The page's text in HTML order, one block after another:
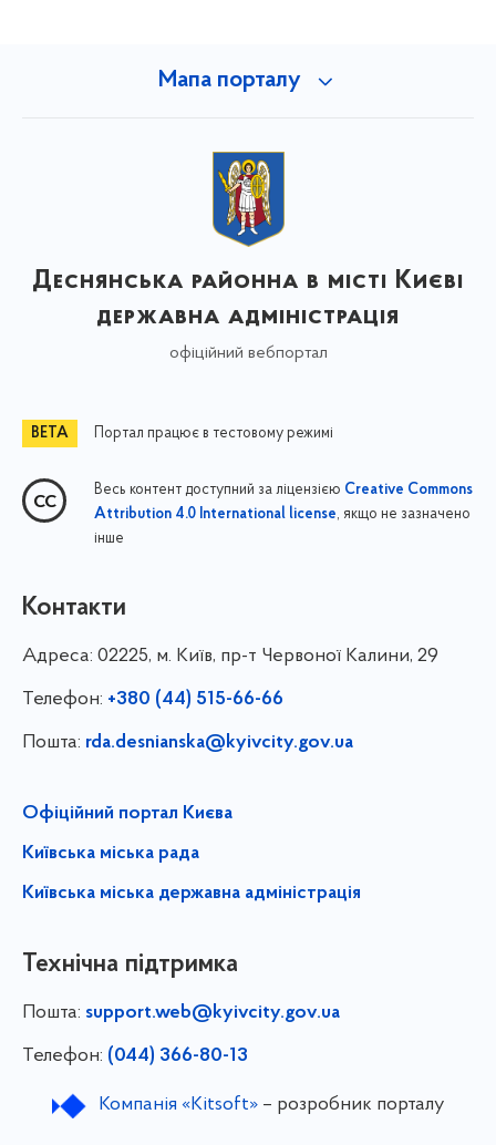
Мапа порталу
Деснянська районна в місті Києві
державна адміністрація
офіційний вебпортал
Портал працює в тестовому режимі
Весь контент доступний за ліцензією Creative Commons
Attribution 4.0 International license, якщо не зазначено
інше
Контакти
Адреса: 02225, м. Київ, пр-т Червоної Калини, 29
Телефон: +380 (44) 515-66-66
Пошта: rda.desnianska@kyivcity.gov.ua
Офіційний портал Києва
Київська міська рада
Київська міська державна адміністрація
Технічна підтримка
Пошта: support.web@kyivcity.gov.ua
Телефон: (044) 366-80-13
Компанія «Kitsoft»– розробник порталу